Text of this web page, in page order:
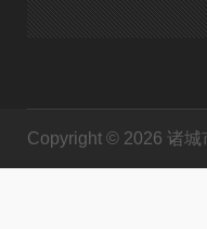
Copyright © 2026 诸城